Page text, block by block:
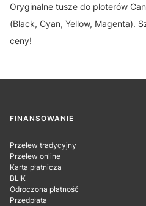
Oryginalne tusze do ploterów
(Black, Cyan, Yellow, Magenta).
ceny!
Linki w stopce
FINANSOWANIE
Przelew tradycyjny
Przelew online
Karta płatnicza
BLIK
Odroczona płatność
Przedpłata